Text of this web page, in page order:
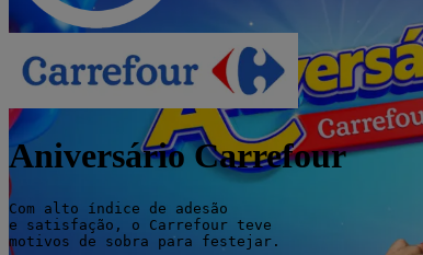
Aniversário Carrefour
Com alto índice de adesão
e satisfação, o Carrefour teve
motivos de sobra para festejar.